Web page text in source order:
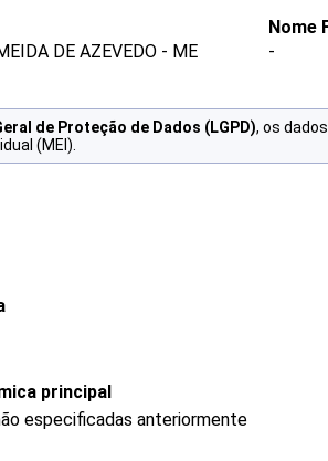
DE AZEVEDO - ME
Nome
-
de Proteção de Dados (LGPD), os
(MEI).
principal
especificadas anteriormente